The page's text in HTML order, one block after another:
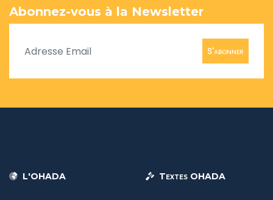
Abonnez-vous à la Newsletter
S'abonner
L'OHADA Textes OHADA